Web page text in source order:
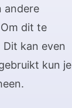
andere
dit te
kan even
kun je